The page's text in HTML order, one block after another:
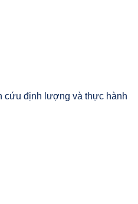
cứu định lượng và thực hành